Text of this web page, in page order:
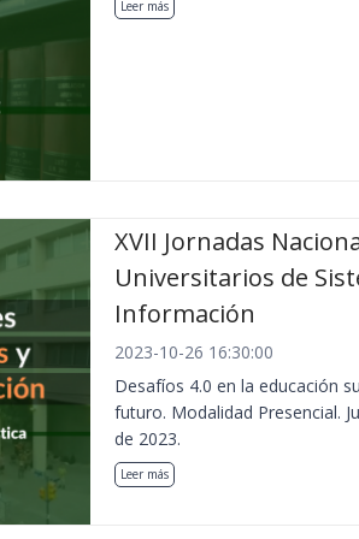
Leer más
XVII Jornadas
Universitarios de
Información
2023-10-26 16:30:00
Desafíos 4.0 en la educación
futuro. Modalidad Presencial.
de 2023.
Leer más